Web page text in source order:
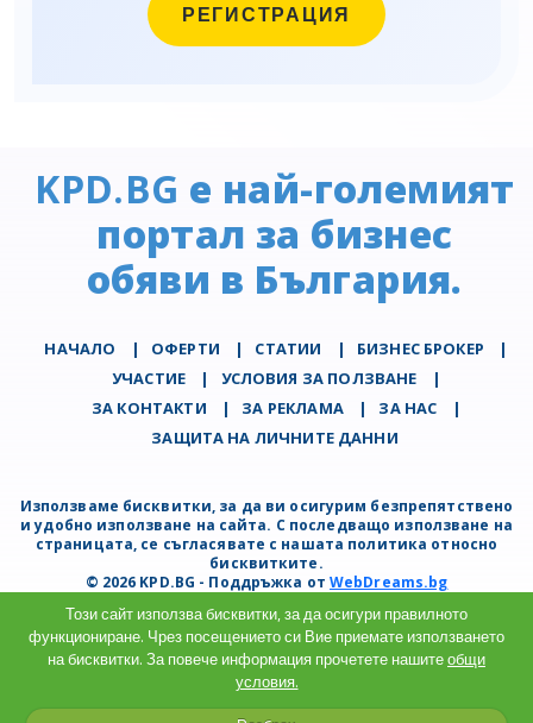
РЕГИСТРАЦИЯ
KPD.BG е най-големият
портал за бизнес
обяви в България.
НАЧАЛО | ОФЕРТИ | СТАТИИ | БИЗНЕС БРОКЕР
|
УЧАСТИЕ
| УСЛОВИЯ ЗА ПОЛЗВАНЕ
|
ЗА КОНТАКТИ
| ЗА РЕКЛАМА | ЗА НАС
|
ЗАЩИТА НА ЛИЧНИТЕ ДАННИ
Използваме бисквитки, за да ви осигурим безпрепятствено
и удобно използване на сайта. С последващо използване на
страницата, се съгласявате с нашата политика относно
бисквитките.
© 2026 KPD.BG - Поддръжка отWebDreams.bg
Този сайт използва бисквитки, за да осигури правилното
функциониране. Чрез посещението си Вие приемате използването
на бисквитки. За повече информация прочетете нашитеобщи
условия.